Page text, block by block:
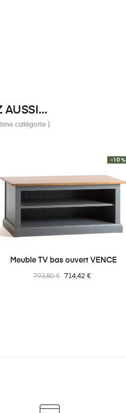
AUSSI...
catégorie )
Meuble TV bas ouvert VENCE
Prix
793,80 €
-10%
Prix
714,42 €